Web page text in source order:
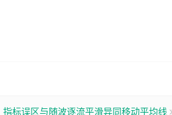
指标误区与随波逐流平滑异同移动平均线